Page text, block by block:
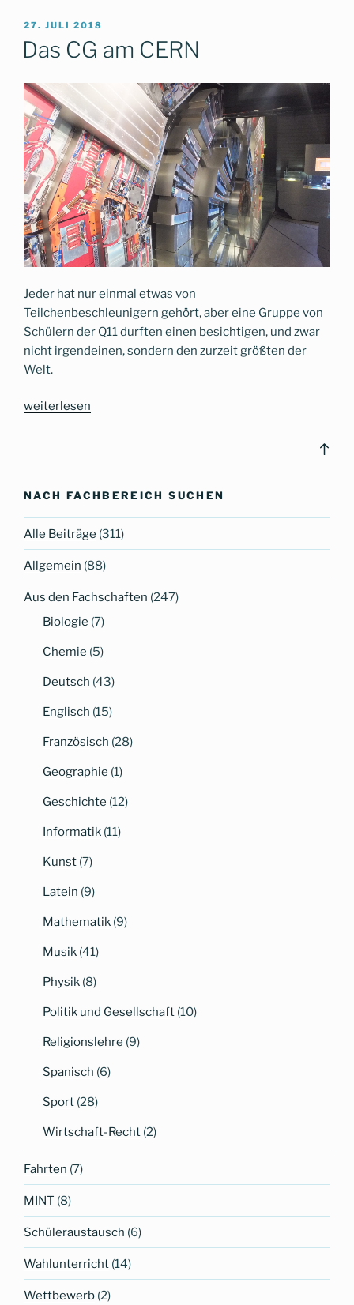
VERÖFFENTLICHT
AM
27. JULI 2018
Das CG am CERN
Jeder hat nur einmal etwas von
Teilchenbeschleunigern gehört, aber eine Gruppe von
Schülern der Q11 durften einen besichtigen, und zwar
nicht irgendeinen, sondern den zurzeit größten der
Welt.
„Das
weiterlesen
NACH FACHBEREICH SUCHEN
Alle Beiträge (311)
Allgemein (88)
Aus den Fachschaften (247)
Biologie (7)
Chemie (5)
Deutsch (43)
Englisch (15)
Französisch (28)
Geographie (1)
Geschichte (12)
Informatik (11)
Kunst (7)
Latein (9)
Mathematik (9)
Musik (41)
Physik (8)
Politik und Gesellschaft (10)
Religionslehre (9)
Spanisch (6)
Sport (28)
Wirtschaft-Recht (2)
Fahrten (7)
MINT (8)
Schüleraustausch (6)
Wahlunterricht (14)
Wettbewerb (2)